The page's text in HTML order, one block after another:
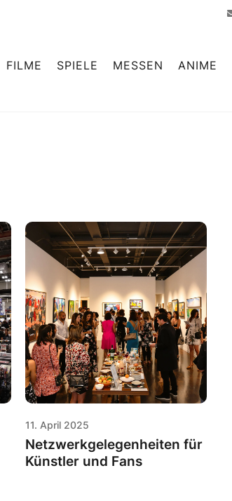
FILME SPIELE MESSEN ANIME
11. April 2025
Netzwerkgelegenheiten für
Künstler und Fans